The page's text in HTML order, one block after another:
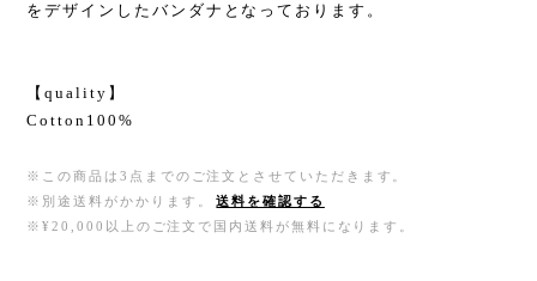
をデザインしたバンダナとなっております。
【quality】
Cotton100%
※この商品は3点までのご注文とさせていただきます。
※別途送料がかかります。
送料を確認する
※¥20,000以上のご注文で国内送料が無料になります。